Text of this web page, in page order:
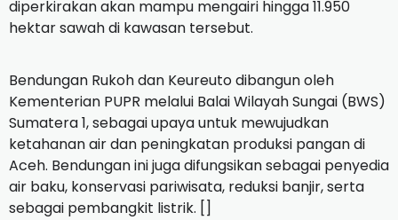
diperkirakan akan mampu mengairi hingga 11.950
hektar sawah di kawasan tersebut.
Bendungan Rukoh dan Keureuto dibangun oleh
Kementerian PUPR melalui Balai Wilayah Sungai (BWS)
Sumatera 1, sebagai upaya untuk mewujudkan
ketahanan air dan peningkatan produksi pangan di
Aceh. Bendungan ini juga difungsikan sebagai penyedia
air baku, konservasi pariwisata, reduksi banjir, serta
sebagai pembangkit listrik. []